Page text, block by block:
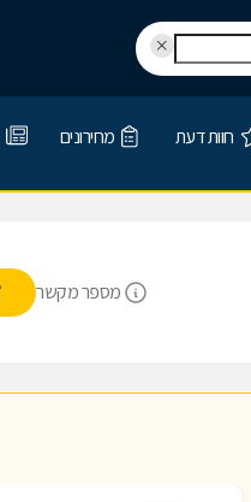
חוות דעת מחירונים
מספר מקשר